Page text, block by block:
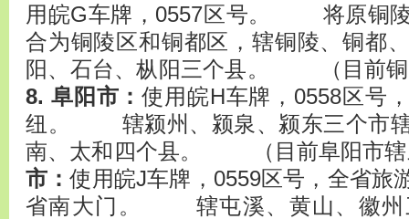
用皖G车牌，0557区号。 将原铜陵
合为铜陵区和铜都区，辖铜陵、铜都
阳、石台、枞阳三个县。 （目
8. 阜阳市：使用皖H车牌，0558区号
纽。 辖颍州、颍泉、颍东三个市辖
南、太和四个县。 （目前阜阳
市：使用皖J车牌，0559区号，全省旅
省南大门。 辖屯溪、黄山、徽州